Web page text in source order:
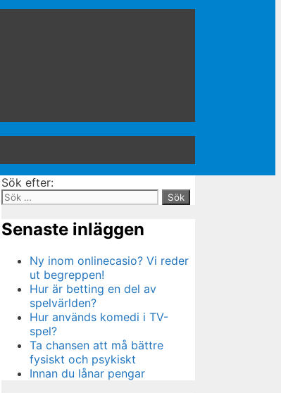
Sök efter:
Senaste inläggen
Ny inom onlinecasio? Vi reder
ut begreppen!
Hur är betting en del av
spelvärlden?
Hur används komedi i TV-
spel?
Ta chansen att må bättre
fysiskt och psykiskt
Innan du lånar pengar